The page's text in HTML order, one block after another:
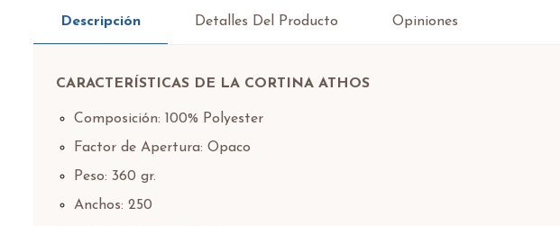
Descripción Detalles Del Producto Opiniones
CARACTERÍSTICAS DE LA CORTINA ATHOS
Composición: 100% Polyester
Factor de Apertura: Opaco
Peso: 360 gr.
Anchos: 250